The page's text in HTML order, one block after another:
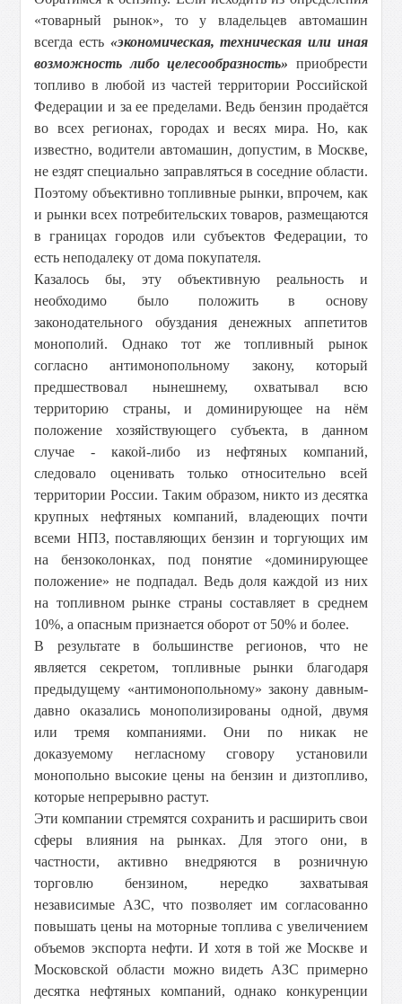
«товарный рынок», то у владельцев автомашин
всегда есть «экономическая, техническая или иная
возможность либо целесообразность» приобрести
топливо в любой из частей территории Российской
Федерации и за ее пределами. Ведь бензин продаётся
во всех регионах, городах и весях мира. Но, как
известно, водители автомашин, допустим, в Москве,
не ездят специально заправляться в соседние области.
Поэтому объективно топливные рынки, впрочем, как
и рынки всех потребительских товаров, размещаются
в границах городов или субъектов Федерации, то
есть неподалеку от дома покупателя.
Казалось бы, эту объективную реальность и
необходимо было положить в основу
законодательного обуздания денежных аппетитов
монополий. Однако тот же топливный рынок
согласно антимонопольному закону, который
предшествовал нынешнему, охватывал всю
территорию страны, и доминирующее на нём
положение хозяйствующего субъекта, в данном
случае - какой-либо из нефтяных компаний,
следовало оценивать только относительно всей
территории России. Таким образом, никто из десятка
крупных нефтяных компаний, владеющих почти
всеми НПЗ, поставляющих бензин и торгующих им
на бензоколонках, под понятие «доминирующее
положение» не подпадал. Ведь доля каждой из них
на топливном рынке страны составляет в среднем
10%, а опасным признается оборот от 50% и более.
В результате в большинстве регионов, что не
является секретом, топливные рынки благодаря
предыдущему «антимонопольному» закону давным-
давно оказались монополизированы одной, двумя
или тремя компаниями. Они по никак не
доказуемому негласному сговору установили
монопольно высокие цены на бензин и дизтопливо,
которые непрерывно растут.
Эти компании стремятся сохранить и расширить свои
сферы влияния на рынках. Для этого они, в
частности, активно внедряются в розничную
торговлю бензином, нередко захватывая
независимые АЗС, что позволяет им согласованно
повышать цены на моторные топлива с увеличением
объемов экспорта нефти. И хотя в той же Москве и
Московской области можно видеть АЗС примерно
десятка нефтяных компаний, однако конкуренции